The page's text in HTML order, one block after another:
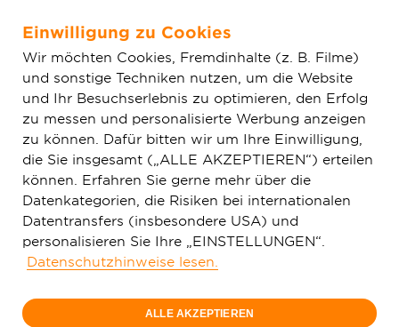
Zum Hauptinhalt springen
Haustürkodex
Was leistet der
Haustürkodex?
Als führendes Telekommunikationsunternehmen
verpflichten wir uns, ethische und
verantwortungsbewusste Praktiken in allen
Haustürkodex
ist integraler Bestandteil unserer
Einwilligung zu Cookies
Wir möchten Cookies, Fremdinhalte (z. B. Filme)
und sonstige Techniken nutzen, um die Website
und Ihr Besuchserlebnis zu optimieren, den Erfolg
zu messen und personalisierte Werbung anzeigen
zu können. Dafür bitten wir um Ihre Einwilligung,
die Sie insgesamt („ALLE AKZEPTIEREN“) erteilen
können. Erfahren Sie gerne mehr über die
Datenkategorien, die Risiken bei internationalen
Datentransfers (insbesondere USA) und
personalisieren Sie Ihre „EINSTELLUNGEN“.
Datenschutzhinweise lesen.
ALLE AKZEPTIEREN